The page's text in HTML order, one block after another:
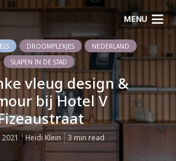
MENU
DROOMPLEKJES
NEDERLAND
SLAPEN IN DE STAD
vleug design &
bij Hotel V
Heidi Klein 3 min read